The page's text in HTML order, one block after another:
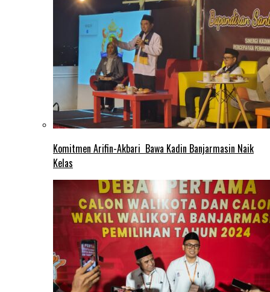
Komitmen Arifin-Akbari Bawa Kadin Banjarmasin Naik
Kelas